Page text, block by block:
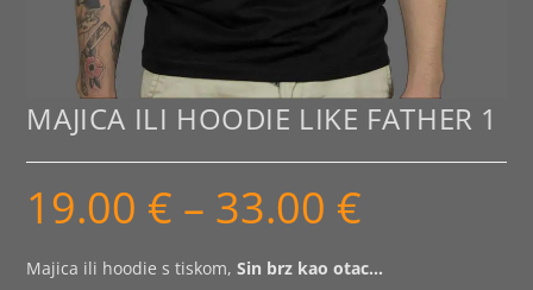
MAJICA ILI HOODIE LIKE FATHER 1
19.00 € – 33.00 €
do
33.00 €
Majica ili hoodie s tiskom,Sin brz kao otac…